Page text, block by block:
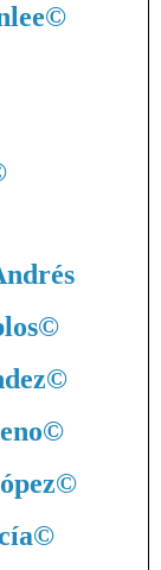
©
©
©
©
©
©